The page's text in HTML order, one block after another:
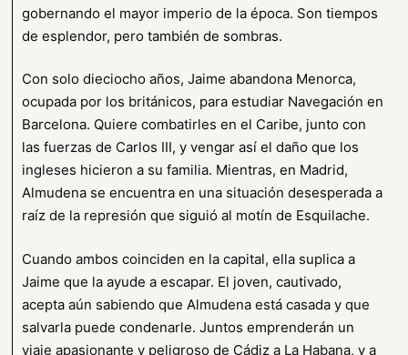
gobernando el mayor imperio de la época. Son tiempos
de esplendor, pero también de sombras.
Con solo dieciocho años, Jaime abandona Menorca,
ocupada por los británicos, para estudiar Navegación en
Barcelona. Quiere combatirles en el Caribe, junto con
las fuerzas de Carlos III, y vengar así el daño que los
ingleses hicieron a su familia. Mientras, en Madrid,
Almudena se encuentra en una situación desesperada a
raíz de la represión que siguió al motín de Esquilache.
Cuando ambos coinciden en la capital, ella suplica a
Jaime que la ayude a escapar. El joven, cautivado,
acepta aún sabiendo que Almudena está casada y que
salvarla puede condenarle. Juntos emprenderán un
viaje apasionante y peligroso de Cádiz a La Habana, y a